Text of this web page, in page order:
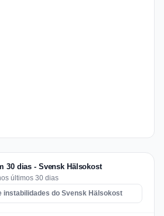
30 dias - Svensk Hälsokost
últimos 30 dias
instabilidades do Svensk Hälsokost